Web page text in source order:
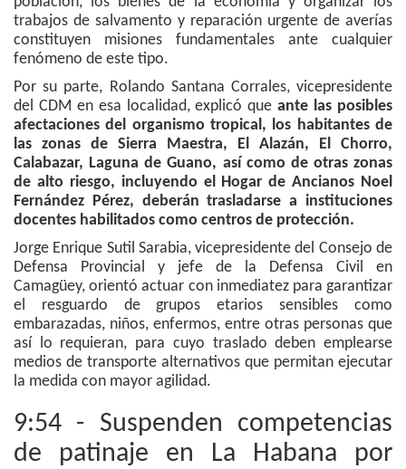
trabajos de salvamento y reparación urgente de averías
constituyen misiones fundamentales ante cualquier
fenómeno de este tipo.
Por su parte, Rolando Santana Corrales, vicepresidente
del CDM en esa localidad, explicó queante las posibles
afectaciones del organismo tropical, los habitantes de
las zonas de Sierra Maestra, El Alazán, El Chorro,
Calabazar, Laguna de Guano, así como de otras zonas
de alto riesgo, incluyendo el Hogar de Ancianos Noel
Fernández Pérez, deberán trasladarse a instituciones
docentes habilitados como centros de protección.
Jorge Enrique Sutil Sarabia, vicepresidente del Consejo de
Defensa Provincial y jefe de la Defensa Civil en
Camagüey, orientó actuar con inmediatez para garantizar
el resguardo de grupos etarios sensibles como
embarazadas, niños, enfermos, entre otras personas que
así lo requieran, para cuyo traslado deben emplearse
medios de transporte alternativos que permitan ejecutar
la medida con mayor agilidad.
9:54 - Suspenden competencias
de patinaje en La Habana por